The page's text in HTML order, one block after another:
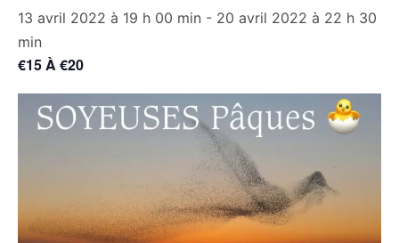
13 avril 2022 à 19 h 00 min - 20 avril 2022 à 22 h 30
min
€15 À €20